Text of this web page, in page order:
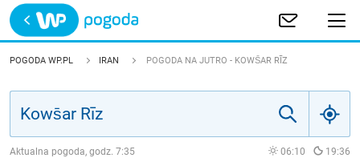
Trwa ładowanie
POLSKA
POGODA WP.PL IRAN POGODA NA JUTRO - KOWS̄AR RĪZ
Aktualna pogoda, godz. 7:35 06:10 19:36